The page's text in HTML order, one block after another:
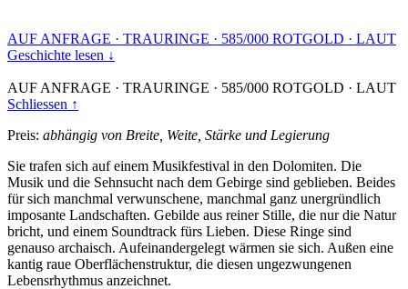
AUF ANFRAGE · TRAURINGE · 585/000 ROTGOLD · LAUT
Geschichte lesen ↓
AUF ANFRAGE · TRAURINGE · 585/000 ROTGOLD · LAUT
Schliessen ↑
Preis: abhängig von Breite, Weite, Stärke und Legierung
Sie trafen sich auf einem Musikfestival in den Dolomiten. Die
Musik und die Sehnsucht nach dem Gebirge sind geblieben. Beides
für sich manchmal verwunschene, manchmal ganz unergründlich
imposante Landschaften. Gebilde aus reiner Stille, die nur die Natur
bricht, und einem Soundtrack fürs Lieben. Diese Ringe sind
genauso archaisch. Aufeinandergelegt wärmen sie sich. Außen eine
kantig raue Oberflächenstruktur, die diesen ungezwungenen
Lebensrhythmus anzeichnet.